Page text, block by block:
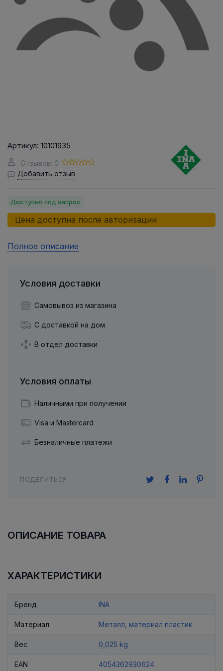
Артикул: 10101935
Отзывов: 0
Добавить отзыв
Доступно под запрос
Цена доступна после авторизации
Полное описание
Условия доставки
Самовывоз из магазина
С доставкой на дом
В отдел доставки
Условия оплаты
Наличными при получении
Visa и Mastercard
Безналичные платежи
ПОДЕЛИТЬСЯ:
ОПИСАНИЕ ТОВАРА
ХАРАКТЕРИСТИКИ
Бренд INA
Материал Металл, материал пластик
Вес 0,025 kg
EAN 4054362930624